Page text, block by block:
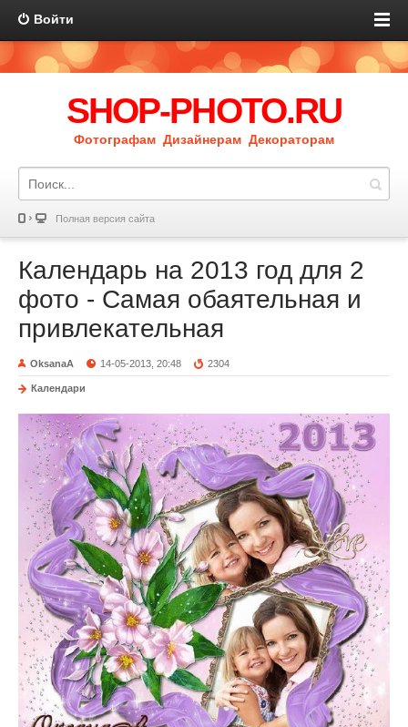
Войти
SHOP-PHOTO.RU
Фотографам Дизайнерам Декораторам
Полная версия сайта
Календарь на 2013 год для 2
фото - Самая обаятельная и
привлекательная
OksanaA 14-05-2013, 20:48 2304
Календари